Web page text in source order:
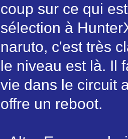
coup sur ce qui
sélection à
naruto, c'est très
le niveau est là. Il
vie dans le circuit
offre un reboot.